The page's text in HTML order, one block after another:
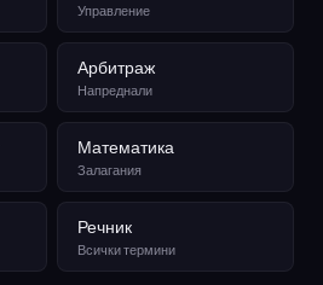
Управление
Арбитраж
Напреднали
Математика
Залагания
Речник
Всички термини